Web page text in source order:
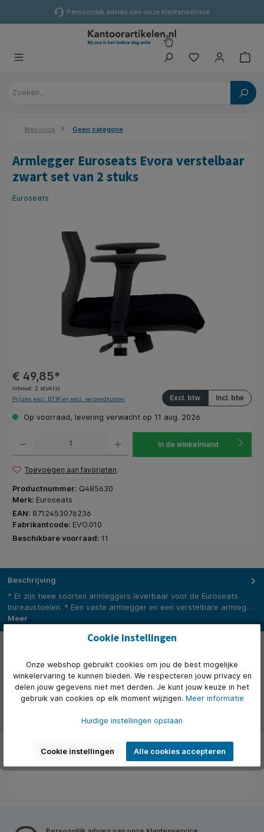
Persoonlijk advies van onze klantenservice
Webshop Geen categorie
Armlegger Euroseats Evora verstelbaar
zwart set van 2 stuks
Euroseats
Afbeeldingengalerij overslaan
€ 49,85*
Inhoud: 2 stuk(s)
Incl. btw
Excl. btw
Prijzen excl. BTW en excl. verzendkosten
Op voorraad, levering verwacht op 11 aug. 2026
In de winkelmand
Toevoegen aan favorieten
Productnummer: Q485630
Merk: Euroseats
EAN: 8712453076236
Fabrikantcode: EVO.010
Beschikbare voorraad: 11
Beschrijving
* Er zijn twee soorten armleggers leverbaar voor de Euroseats
bureaustoelen. * Een vaste armlegger en een verstelbare armleg…
Meer
Video's
Over het merk
Cookie instellingen
Onze webshop gebruikt cookies om jou de best mogelijke
winkelervaring te kunnen bieden. We respecteren jouw privacy en
delen jouw gegevens niet met derden. Je kunt jouw keuze in het
gebruik van cookies op elk moment wijzigen. Meer informatie
Huidige instellingen opslaan
Cookie instellingen Alle cookies accepteren